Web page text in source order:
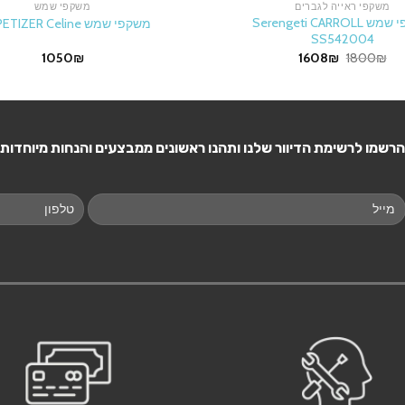
משקפי ראייה לגברים
משקפי שמש Serengeti CARROLL
SS542004
1800₪
Original
1608₪
Current
משקפי שמש
משקפי שמש EYEPETIZER Celine
1050₪
הרשמו לרשימת הדיוור שלנו ותהנו ראשונים ממבצעים והנחות מיוחדות